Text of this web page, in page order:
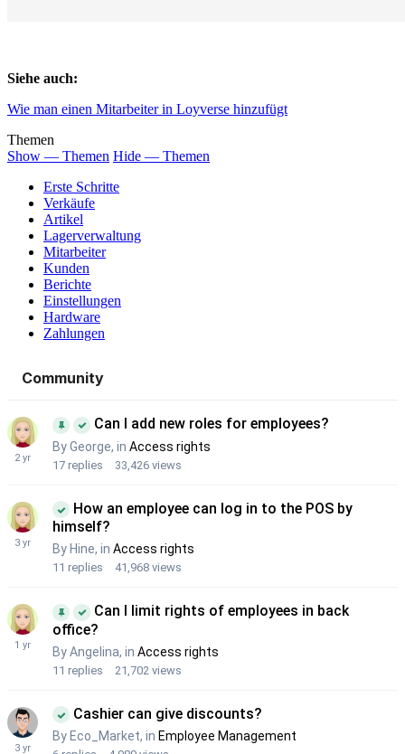
Siehe auch:
Wie man einen Mitarbeiter in Loyverse hinzufügt
Themen
Show — Themen Hide — Themen
Erste Schritte
Verkäufe
Artikel
Lagerverwaltung
Mitarbeiter
Kunden
Berichte
Einstellungen
Hardware
Zahlungen